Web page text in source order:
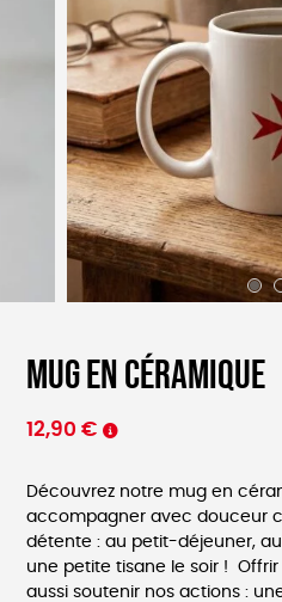
Mug en céramique
12,90 €
Découvrez notre mug en
accompagner avec douceur
détente : au petit-déjeuner,
une petite tisane le soir ! Offrir
aussi soutenir nos actions :